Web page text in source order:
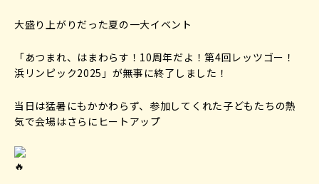
大盛り上がりだった夏の一大イベント
「あつまれ、はまわらす！10周年だよ！第4回レッツゴー！
浜リンピック2025」が無事に終了しました！
当日は猛暑にもかかわらず、参加してくれた子どもたちの熱
気で会場はさらにヒートアップ